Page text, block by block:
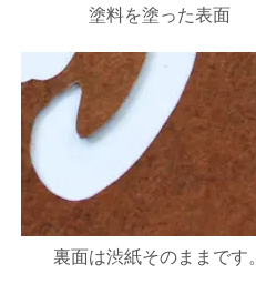
塗料を塗った表面
裏面は渋紙そのままです。